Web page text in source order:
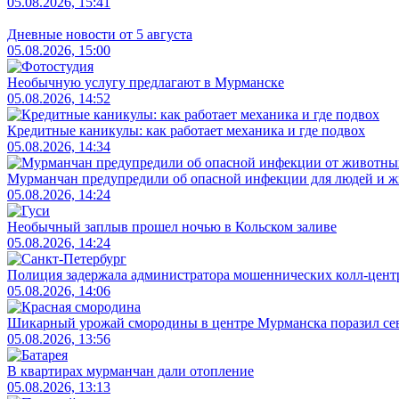
Дневные новости от 5 августа
05.08.2026, 15:00
Необычную услугу предлагают в Мурманске
05.08.2026, 14:52
Кредитные каникулы: как работает механика и где подвох
05.08.2026, 14:34
Мурманчан предупредили об опасной инфекции для людей и
05.08.2026, 14:24
Необычный заплыв прошел ночью в Кольском заливе
05.08.2026, 14:24
Полиция задержала администратора мошеннических колл-
05.08.2026, 14:06
Шикарный урожай смородины в центре Мурманска поразил
05.08.2026, 13:56
В квартирах мурманчан дали отопление
05.08.2026, 13:13